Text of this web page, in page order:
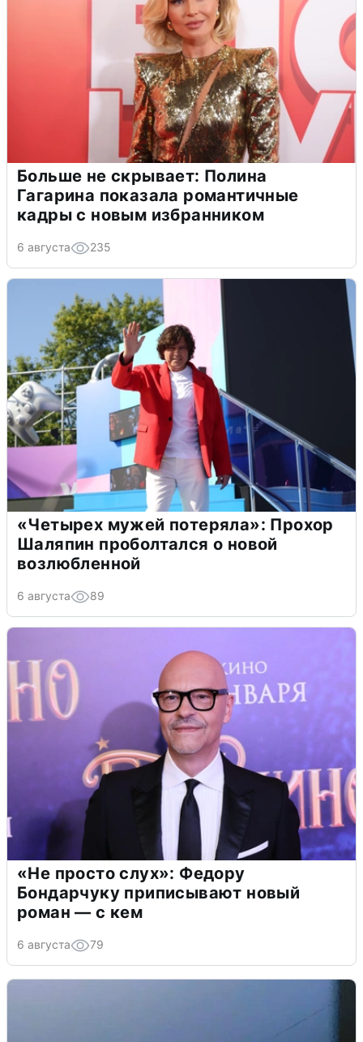
Больше не скрывает: Полина
Гагарина показала романтичные
кадры с новым избранником
6 августа 235
«Четырех мужей потеряла»: Прохор
Шаляпин проболтался о новой
возлюбленной
6 августа 89
«Не просто слух»: Федору
Бондарчуку приписывают новый
роман — с кем
6 августа 79